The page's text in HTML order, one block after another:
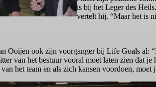
is bij het Leger des
vertelt hij. “Maar het is
Ooijen ook zijn voorganger bij Life Goals al:
van het bestuur vooral moet laten zien dat
het team en als zich kansen voordoen,